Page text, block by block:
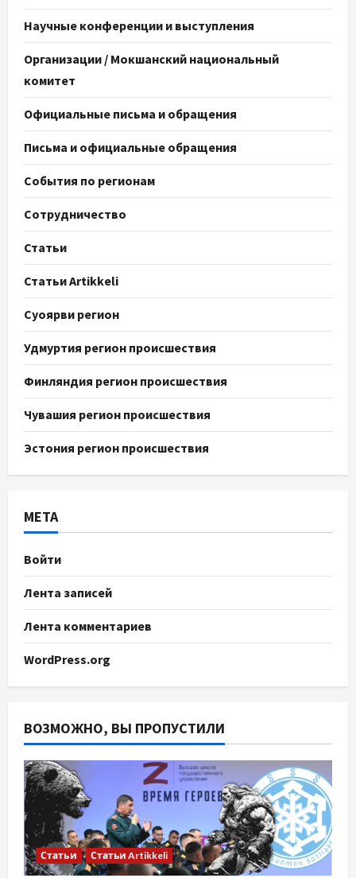
Научные конференции и выступления
Организации / Мокшанский национальный
комитет
Официальные письма и обращения
Письма и официальные обращения
События по регионам
Сотрудничество
Статьи
Статьи Artikkeli
Суоярви регион
Удмуртия регион происшествия
Финляндия регион происшествия
Чувашия регион происшествия
Эстония регион происшествия
МЕТА
Войти
Лента записей
Лента комментариев
WordPress.org
ВОЗМОЖНО, ВЫ ПРОПУСТИЛИ
Статьи Статьи Artikkeli